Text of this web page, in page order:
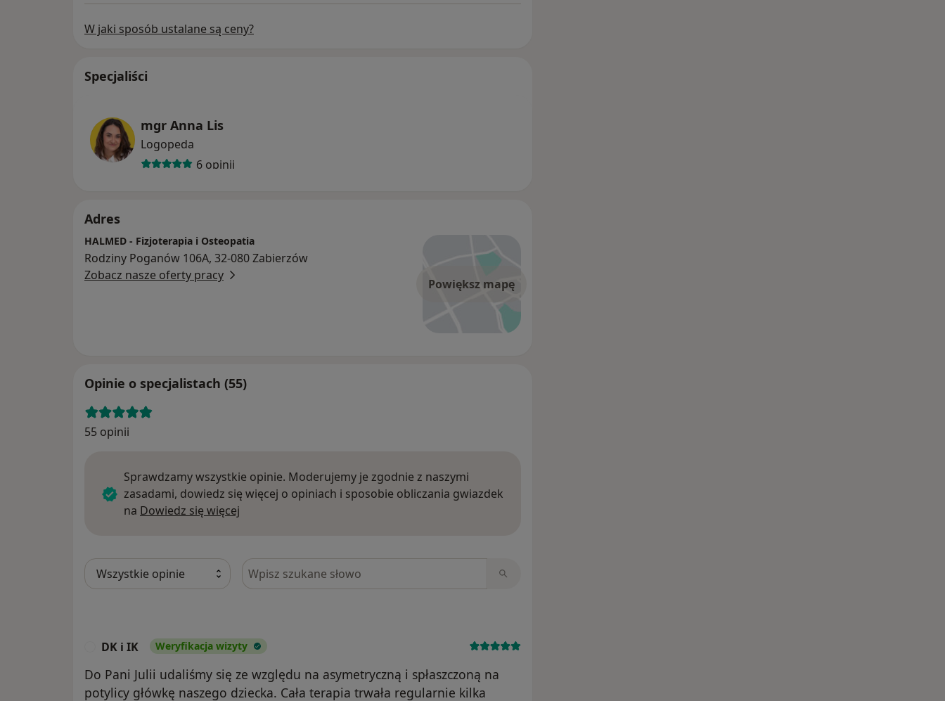
W jaki sposób ustalane są ceny?
Specjaliści
mgr Anna Lis
Logopeda
6 opinii
Adres
Powiększ mapę
HALMED - Fizjoterapia i Osteopatia
Rodziny Poganów 106A, 32-080 Zabierzów
Zobacz nasze oferty pracy
Opinie o specjalistach (55)
55 opinii
Sprawdzamy wszystkie opinie. Moderujemy je zgodnie z naszymi
zasadami, dowiedz się więcej o opiniach i sposobie obliczania gwiazdek
na Dowiedz się więcej
Szukaj w opiniach
DK i IK Weryfikacja wizyty
Do Pani Julii udaliśmy się ze względu na asymetryczną i spłaszczoną na
potylicy główkę naszego dziecka. Cała terapia trwała regularnie kilka